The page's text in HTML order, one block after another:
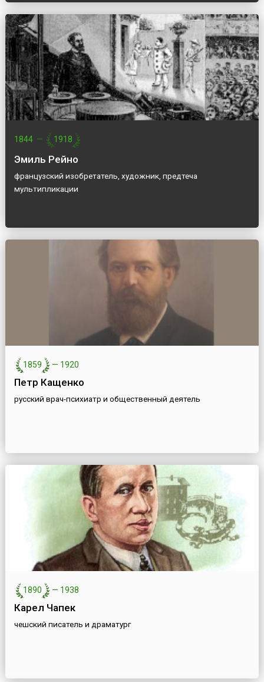
1844 — 1918
Эмиль Рейно
французский изобретатель, художник, предтеча
мультипликации
1859 — 1920
Петр Кащенко
русский врач-психиатр и общественный деятель
1890 — 1938
Карел Чапек
чешский писатель и драматург